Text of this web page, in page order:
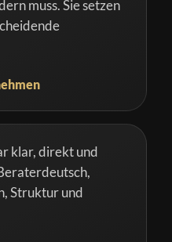
muss. Sie setzen
klar, direkt und
Struktur und